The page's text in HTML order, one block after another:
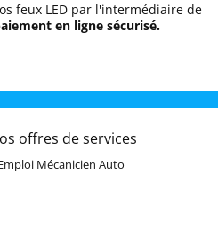
feux LED par l'intermédiaire de
en ligne sécurisé.
offres de services
Mécanicien Auto